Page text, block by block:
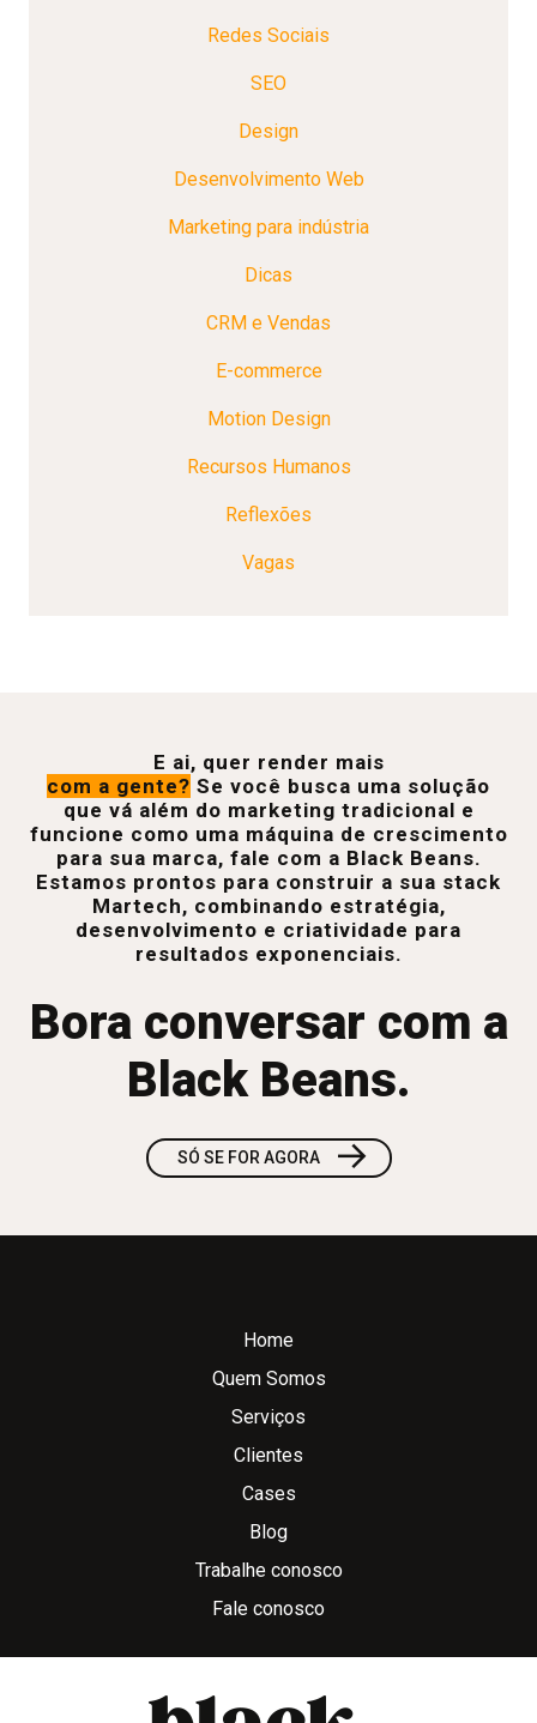
Redes Sociais
SEO
Design
Desenvolvimento Web
Marketing para indústria
Dicas
CRM e Vendas
E-commerce
Motion Design
Recursos Humanos
Reflexões
Vagas
E ai, quer render mais
com a gente? Se você busca uma solução
que vá além do marketing tradicional e
funcione como uma máquina de crescimento
para sua marca, fale com a Black Beans.
Estamos prontos para construir a sua stack
Martech, combinando estratégia,
desenvolvimento e criatividade para
resultados exponenciais.
Bora conversar com a
Black Beans.
SÓ SE FOR AGORA →
Home
Quem Somos
Serviços
Clientes
Cases
Blog
Trabalhe conosco
Fale conosco